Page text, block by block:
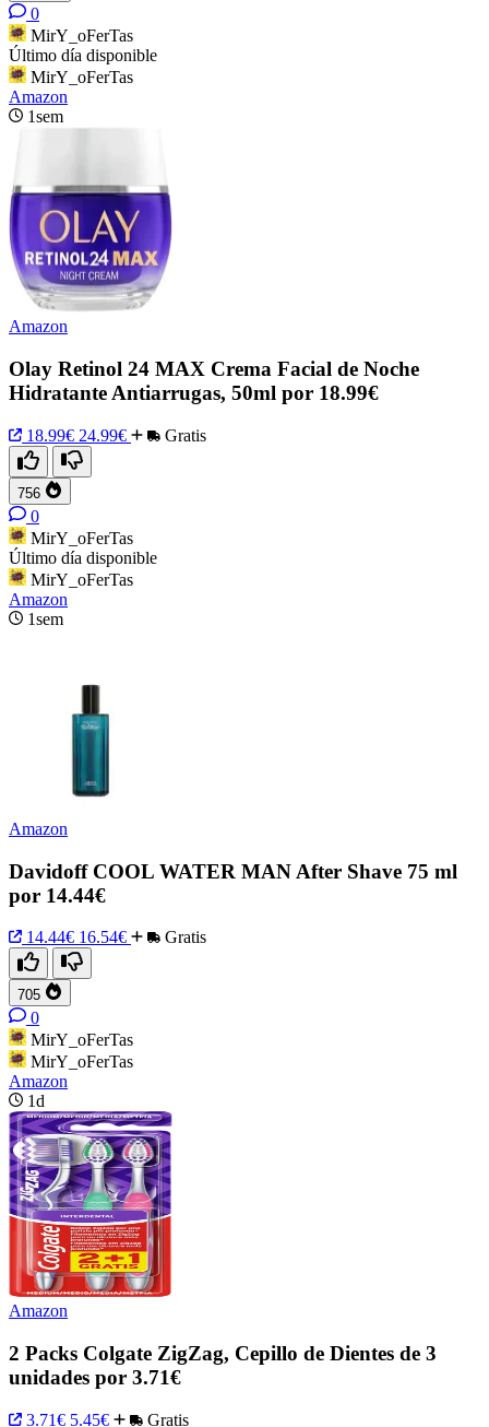
0
MirY_oFerTas
Último día disponible
MirY_oFerTas
Amazon
1sem
Amazon
Olay Retinol 24 MAX Crema Facial de Noche
Hidratante Antiarrugas, 50ml por 18.99€
18.99€ 24.99€ Gratis
756
0
MirY_oFerTas
Último día disponible
MirY_oFerTas
Amazon
1sem
Amazon
Davidoff COOL WATER MAN After Shave 75 ml
por 14.44€
14.44€ 16.54€ Gratis
705
0
MirY_oFerTas
MirY_oFerTas
Amazon
1d
Amazon
2 Packs Colgate ZigZag, Cepillo de Dientes de 3
unidades por 3.71€
3.71€ 5.45€ Gratis